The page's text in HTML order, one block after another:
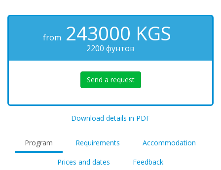
from 243000 KGS
2200 фунтов
Send a request
Download details in PDF
Program Requirements Accommodation
Prices and dates Feedback